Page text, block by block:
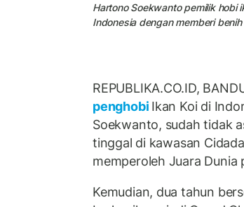
Hartono Soekwanto pemilik hobi
Indonesia dengan memberi benih
REPUBLIKA.CO.ID,
penghobi Ikan Koi di
Soekwanto, sudah tidak
tinggal di kawasan
memperoleh Juara Dunia
Kemudian, dua tahun